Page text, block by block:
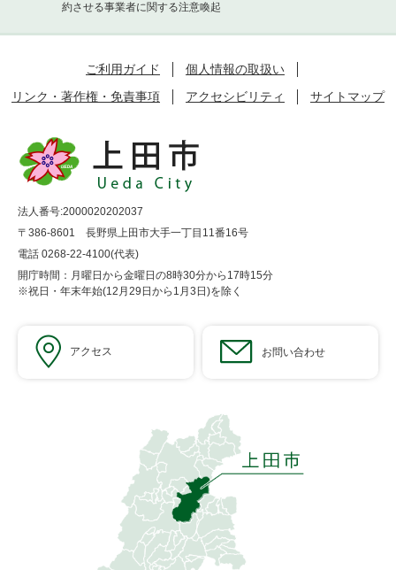
約させる事業者に関する注意喚起
ご利用ガイド
個人情報の取扱い
リンク・著作権・免責事項
アクセシビリティ サイトマップ
法人番号:2000020202037
〒386-8601 長野県上田市大手一丁目11番16号
電話 0268-22-4100(代表)
開庁時間：月曜日から金曜日の8時30分から17時15分
※祝日・年末年始(12月29日から1月3日)を除く
アクセス お問い合わせ